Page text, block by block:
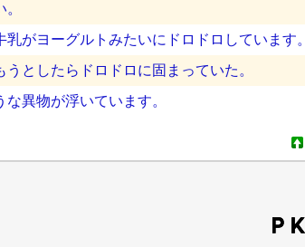
がヨーグルトみたいにドロドロしています。
としたらドロドロに固まっていた。
異物が浮いています。